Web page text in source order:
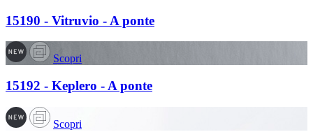
15190 - Vitruvio - A ponte
Scopri
15192 - Keplero - A ponte
Scopri